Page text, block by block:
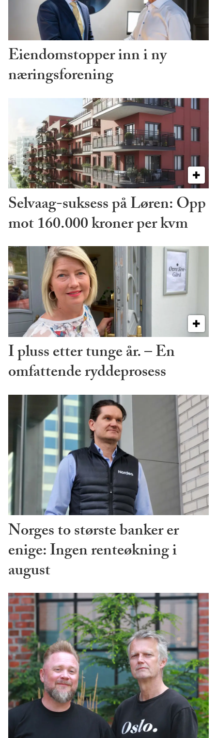
Eiendomstopper inn i ny
næringsforening
Selvaag-suksess på Løren: Opp
mot 160.000 kroner per kvm
I pluss etter tunge år. – En
omfattende ryddeprosess
Norges to største banker er
enige: Ingen renteøkning i
august